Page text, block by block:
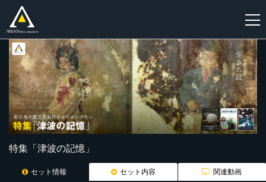
特集「津波の記憶」
セット情報 セット内容 関連動画